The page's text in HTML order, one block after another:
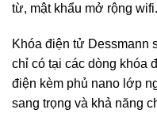
từ, mật khẩu mở rộng wifi.
Khóa điện tử Dessmann
chỉ có tại các dòng khóa
điện kèm phủ nano lớp
sang trọng và khả năng